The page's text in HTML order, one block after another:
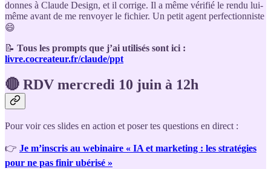
donnes à Claude Design, et il corrige. Il a même vérifié le rendu lui-
même avant de me renvoyer le fichier. Un petit agent perfectionniste
😄
📝 Tous les prompts que j’ai utilisés sont ici :
livre.cocreateur.fr/claude/ppt
🔴 RDV mercredi 10 juin à 12h
Pour voir ces slides en action et poser tes questions en direct :
👉 Je m’inscris au webinaire « IA et marketing : les stratégies
pour ne pas finir ubérisé »